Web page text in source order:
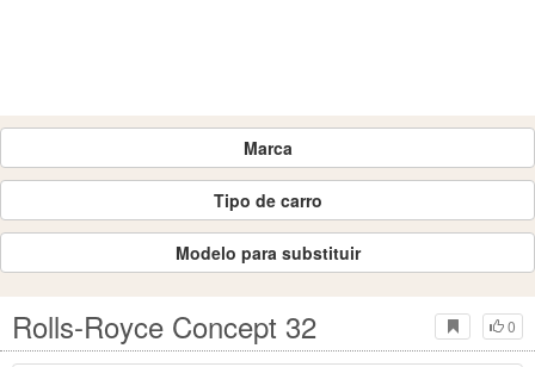
Marca
Tipo de carro
Modelo para substituir
0
Rolls-Royce Concept 32